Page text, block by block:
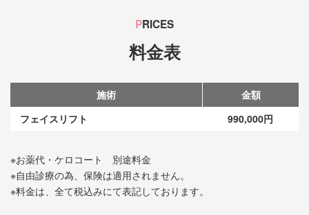
PRICES
料金表
施術
金額
フェイスリフト
990,000円
※お薬代・ケロコート 別途料金
※自由診療の為、保険は適用されません。
※料金は、全て税込みにて表記しております。